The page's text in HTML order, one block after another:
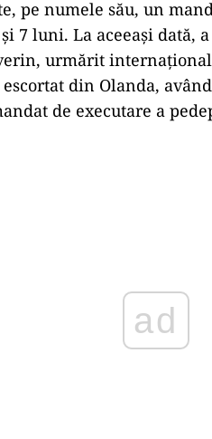
pe numele său, un
7 luni. La aceeaşi dată,
urmărit
din Olanda,
de executare a